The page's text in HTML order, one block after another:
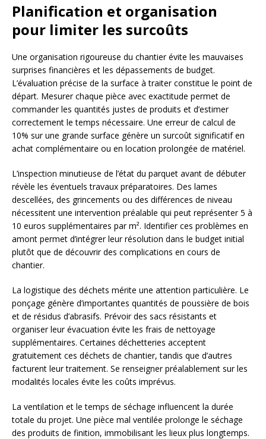
Planification et organisation
pour limiter les surcoûts
Une organisation rigoureuse du chantier évite les mauvaises
surprises financières et les dépassements de budget.
L’évaluation précise de la surface à traiter constitue le point de
départ. Mesurer chaque pièce avec exactitude permet de
commander les quantités justes de produits et d’estimer
correctement le temps nécessaire. Une erreur de calcul de
10% sur une grande surface génère un surcoût significatif en
achat complémentaire ou en location prolongée de matériel.
L’inspection minutieuse de l’état du parquet avant de débuter
révèle les éventuels travaux préparatoires. Des lames
descellées, des grincements ou des différences de niveau
nécessitent une intervention préalable qui peut représenter 5 à
10 euros supplémentaires par m². Identifier ces problèmes en
amont permet d’intégrer leur résolution dans le budget initial
plutôt que de découvrir des complications en cours de
chantier.
La logistique des déchets mérite une attention particulière. Le
ponçage génère d’importantes quantités de poussière de bois
et de résidus d’abrasifs. Prévoir des sacs résistants et
organiser leur évacuation évite les frais de nettoyage
supplémentaires. Certaines déchetteries acceptent
gratuitement ces déchets de chantier, tandis que d’autres
facturent leur traitement. Se renseigner préalablement sur les
modalités locales évite les coûts imprévus.
La ventilation et le temps de séchage influencent la durée
totale du projet. Une pièce mal ventilée prolonge le séchage
des produits de finition, immobilisant les lieux plus longtemps.